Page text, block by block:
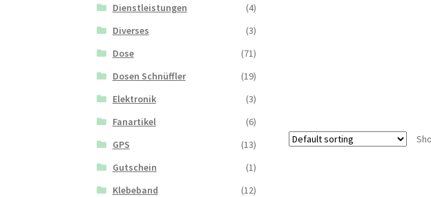
Dienstleistungen
(4)
Diverses
(3)
Dose
(71)
Dosen Schnüffler
(19)
Elektronik
(3)
Fanartikel
(6)
GPS
(13)
Gutschein
(1)
Klebeband
(12)